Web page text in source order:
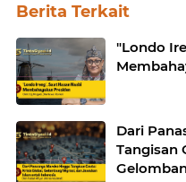
Berita Terkait
"Londo
Dari
Tangisan